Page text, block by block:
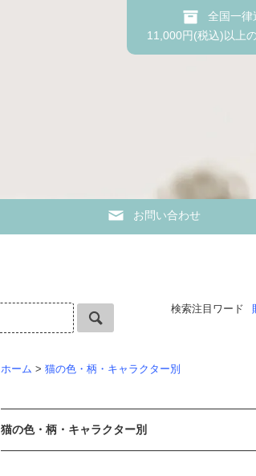
全国一律
11,000円(税込)以上
お問い合わせ
検索注目ワード
ホーム > 猫の色・柄・キャラクター別
猫の色・柄・キャラクター別